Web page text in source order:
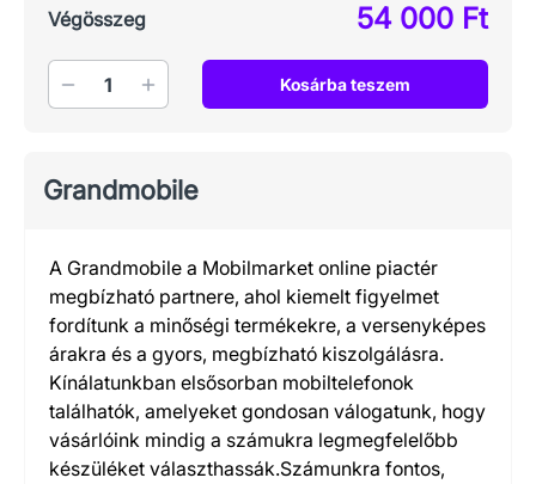
Végösszeg 54 000 Ft
Mennyiség Kosárba teszem
Grandmobile
A Grandmobile a Mobilmarket online piactér
megbízható partnere, ahol kiemelt figyelmet
fordítunk a minőségi termékekre, a versenyképes
árakra és a gyors, megbízható kiszolgálásra.
Kínálatunkban elsősorban mobiltelefonok
találhatók, amelyeket gondosan válogatunk, hogy
vásárlóink mindig a számukra legmegfelelőbb
készüléket választhassák.Számunkra fontos,